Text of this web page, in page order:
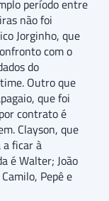
período entre
não foi
Jorginho, que
com o
do
Outro que
que foi
contrato é
Clayson, que
ficar à
é Walter; João
Pepê e